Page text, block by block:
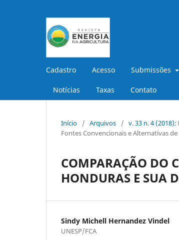
Cadastro Acesso Submissões
Notícias Taxas Contato
Início / Arquivos / v. 33 n. 4
Fontes Convencionais e Alternativas
COMPARAÇÃO DO
HONDURAS E SUA
Sindy Michell Hernandez Vindel
UNESP/FCA